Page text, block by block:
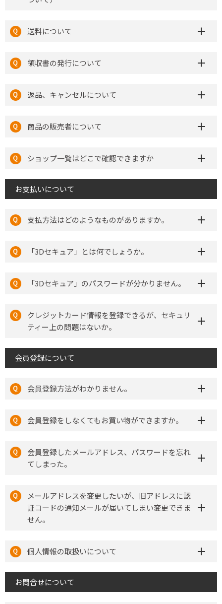
送料について
領収書の発行について
返品、キャンセルについて
商品の販売者について
ショップ一覧はどこで確認できますか
お支払いについて
支払方法はどのようなものがありますか。
「3Dセキュア」とは何でしょうか。
「3Dセキュア」のパスワードが分かりません。
クレジットカード情報を登録できるが、セキュリ
ティー上の問題はないか。
会員登録について
会員登録方法がわかりません。
会員登録をしなくてもお買い物ができますか。
会員登録したメールアドレス、パスワードを忘れ
てしまった。
メールアドレスを変更したいが、旧アドレスに認
証コードの通知メールが届いてしまい変更できま
せん。
個人情報の取扱いについて
お問合せについて